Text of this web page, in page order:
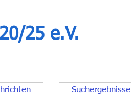
25 e.V.
Suchergebnisse